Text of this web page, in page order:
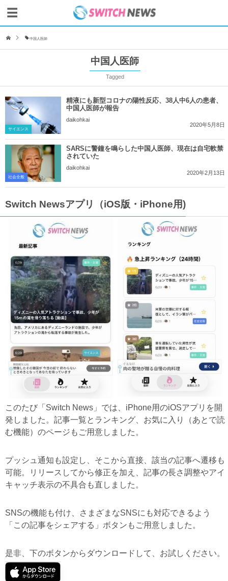
中国人医師
中国人医師
Tagged
サイエンス
精液にも新型コロナの陽性反応、38人中6人の患者、
中国人医師が報告
daikohkai
2020年5月8日
社会全般
SARSに警鐘を鳴らした中国人医師、現在は自宅軟禁
されていた
daikohkai
2020年2月13日
Switch Newsアプリ（iOS版・iPhone用)
このたび「Switch News」では、iPhone用のiOSアプリを開
発しました。記事一覧とランキング、お気に入り（あとで読
む機能）のページもご用意しました。
プッシュ通知も設定し、そこから直接、該当の記事へ遷移も
可能。リリースしてから修正を加え、記事の長さ調整やアイ
キャッチ表示の不具合も直しました。
SNSの機能も付け、さまざまなSNSにも対応できるよう
「この記事をシェアする」ボタンもご用意しました。
是非、下のボタンからダウンロードして、お試しください。